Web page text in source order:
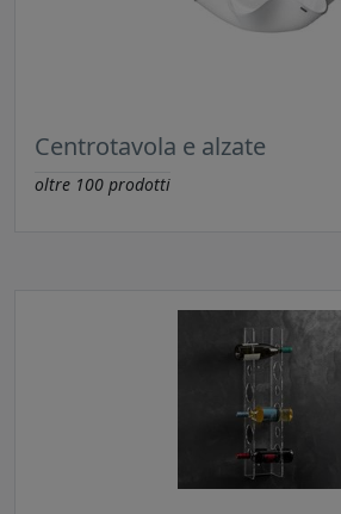
Centrotavola e alzate
oltre 100 prodotti